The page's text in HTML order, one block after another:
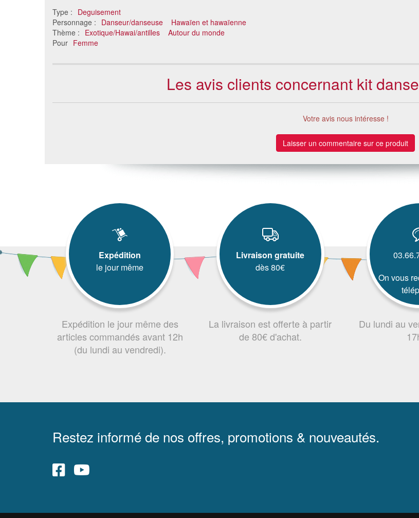
Type : Deguisement
Personnage : Danseur/danseuse
Hawaïen et hawaïenne
Thème : Exotique/Hawai/antilles
Autour du monde
Pour Femme
Les avis clients concernant kit
Votre avis nous intéresse !
Laisser un commentaire sur ce produit
Expédition
le jour même
Expédition le jour même des
articles commandés avant 12h
(du lundi au vendredi).
Livraison gratuite
dès 80€
La livraison est offerte à partir
de 80€ d'achat.
On vous
Du lundi au
Restez informé de nos offres, promotions & nouveautés.